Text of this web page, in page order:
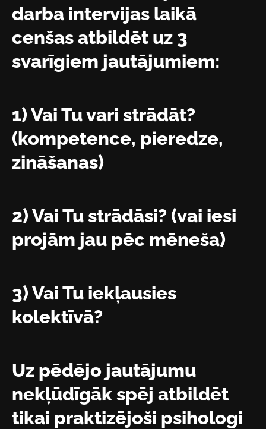
darba intervijas laikā
cenšas atbildēt uz 3
svarīgiem jautājumiem:
1) Vai Tu vari strādāt?
(kompetence, pieredze,
zināšanas)
2) Vai Tu strādāsi? (vai iesi
projām jau pēc mēneša)
3) Vai Tu iekļausies
kolektīvā?
Uz pēdējo jautājumu
nekļūdīgāk spēj atbildēt
tikai praktizējoši psihologi